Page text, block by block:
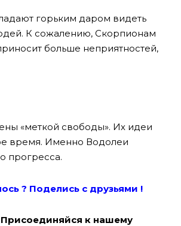
горьким даром видеть
К сожалению, Скорпионам
больше неприятностей,
«меткой свободы». Их идеи
время. Именно Водолеи
прогресса.
? Поделись с друзьями !
к нашему